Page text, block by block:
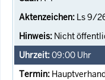
Ls 9/
Nicht
09:00 Uhr